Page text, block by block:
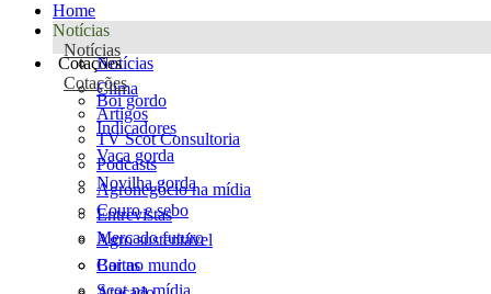
Home
Notícias
Notícias
Notícias
Clima
Artigos
TV Scot Consultoria
Podcasts
Agronegócio na mídia
Entrevistas
Agro sustentável
Cartas
Scot na mídia
Cotações
Cotações
Boi gordo
Indicadores
Vaca gorda
Novilha gorda
Couro e sebo
Mercado futuro
Boi no mundo